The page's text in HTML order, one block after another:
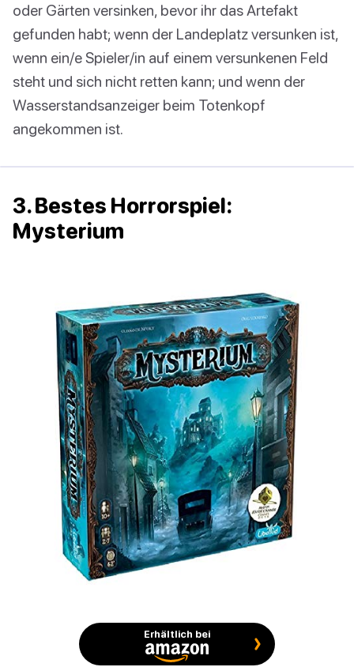
oder Gärten versinken, bevor ihr das Artefakt
gefunden habt; wenn der Landeplatz versunken ist,
wenn ein/e Spieler/in auf einem versunkenen Feld
steht und sich nicht retten kann; und wenn der
Wasserstandsanzeiger beim Totenkopf
angekommen ist.
3. Bestes Horrorspiel:
Mysterium
Erhältlich bei